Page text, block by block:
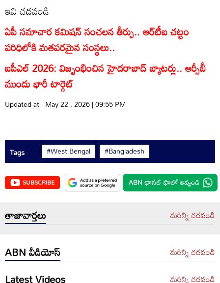
ఇవి చదవండి
ఏపీ సమాచార కమిషన్ సంచలన తీర్పు.. ఆర్‌టీఐ చట్టం
పరిధిలోకి మతపరమైన సంస్థలు..
ఐపీఎల్ 2026: విజృంభించిన హైదరాబాద్ బ్యాటర్లు.. ఆర్సీబీ
ముందు భారీ టార్గెట్
Updated at - May 22 , 2026 | 09:55 PM
Tags #West Bengal #Bangladesh
SUBSCRIBE
తాజావార్తలు మరిన్ని చదవండి
ABN వీడియోస్ మరిన్ని చదవండి
Latest Videos మరిన్ని చదవండి